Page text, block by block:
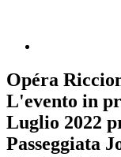
Opéra
L'evento in
Luglio 2022
Passeggiata